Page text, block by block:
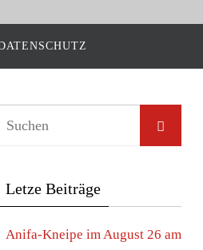
Let­ze Beiträge
Ani­fa-Knei­pe im August 26 am